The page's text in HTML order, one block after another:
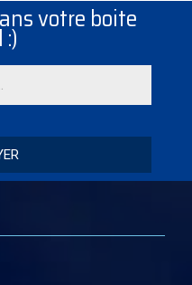
votre boite